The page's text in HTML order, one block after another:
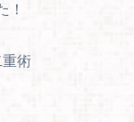
！
重術